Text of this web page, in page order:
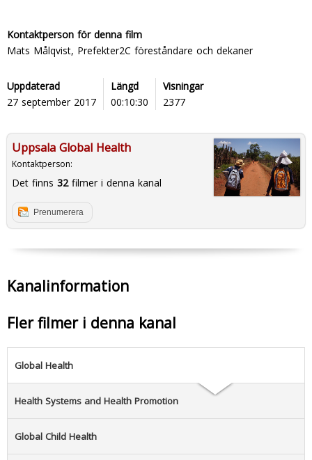
Kontaktperson för denna film
Mats Målqvist, Prefekter2C föreståndare och dekaner
Uppdaterad
27 september 2017
Längd
00:10:30
Visningar
2377
Uppsala Global Health
Kontaktperson:
Det finns 32filmer i denna kanal
Prenumerera
Kanalinformation
Fler filmer i denna kanal
Global Health
Health Systems and Health Promotion
Global Child Health